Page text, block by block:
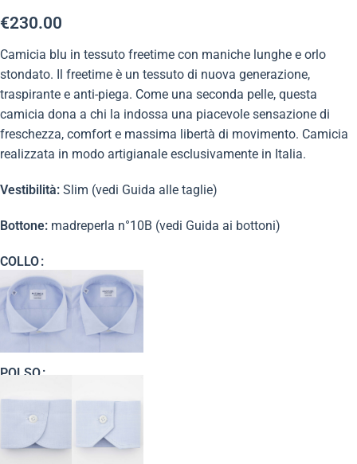
€230.00
Camicia blu in tessuto freetime con maniche lunghe e orlo
stondato. Il freetime è un tessuto di nuova generazione,
traspirante e anti-piega. Come una seconda pelle, questa
camicia dona a chi la indossa una piacevole sensazione di
freschezza, comfort e massima libertà di movimento. Camicia
realizzata in modo artigianale esclusivamente in Italia.
Vestibilità: Slim (vedi Guida alle taglie)
Bottone: madreperla n°10B (vedi Guida ai bottoni)
COLLO
POLSO